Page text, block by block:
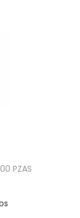
PZAS